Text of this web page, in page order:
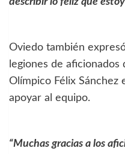
Oviedo también
legiones de
Olímpico Félix Sánchez
apoyar al equipo.
“Muchas gracias a los